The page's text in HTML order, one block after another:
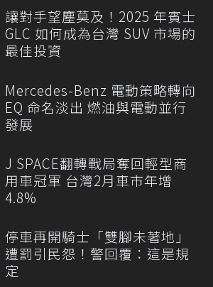
讓對手望塵莫及！2025 年賓士
GLC 如何成為台灣 SUV 市場的
最佳投資
Mercedes-Benz 電動策略轉向
EQ 命名淡出 燃油與電動並行
發展
J SPACE翻轉戰局奪回輕型商
用車冠軍 台灣2月車市年增
4.8%
停車再開騎士「雙腳未著地」
遭罰引民怨！警回覆：這是規
定